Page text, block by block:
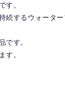
す。
続するウォータ
です。
す。